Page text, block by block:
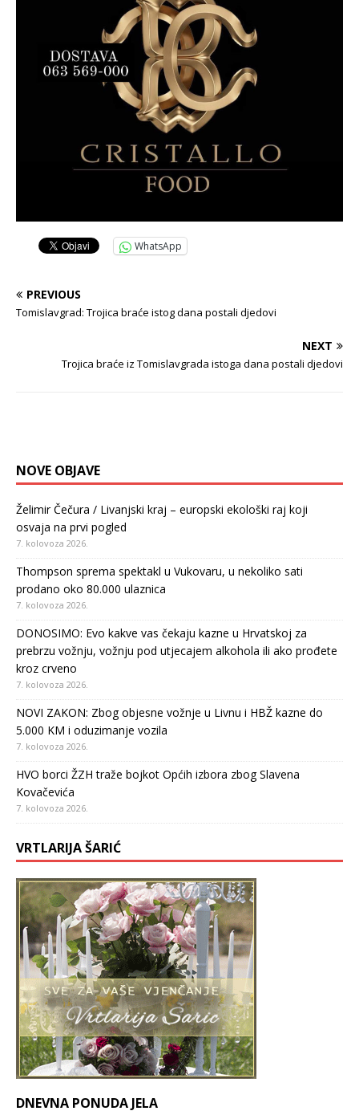
WhatsApp
PREVIOUS
Tomislavgrad: Trojica braće istog dana postali djedovi
NEXT
Trojica braće iz Tomislavgrada istoga dana postali djedovi
NOVE OBJAVE
Želimir Čečura / Livanjski kraj – europski ekološki raj koji
osvaja na prvi pogled
7. kolovoza 2026.
Thompson sprema spektakl u Vukovaru, u nekoliko sati
prodano oko 80.000 ulaznica
7. kolovoza 2026.
DONOSIMO: Evo kakve vas čekaju kazne u Hrvatskoj za
prebrzu vožnju, vožnju pod utjecajem alkohola ili ako prođete
kroz crveno
7. kolovoza 2026.
NOVI ZAKON: Zbog objesne vožnje u Livnu i HBŽ kazne do
5.000 KM i oduzimanje vozila
7. kolovoza 2026.
HVO borci ŽZH traže bojkot Općih izbora zbog Slavena
Kovačevića
7. kolovoza 2026.
VRTLARIJA ŠARIĆ
DNEVNA PONUDA JELA